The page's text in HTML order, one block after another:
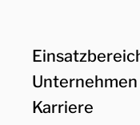
Unternehmen
Karriere